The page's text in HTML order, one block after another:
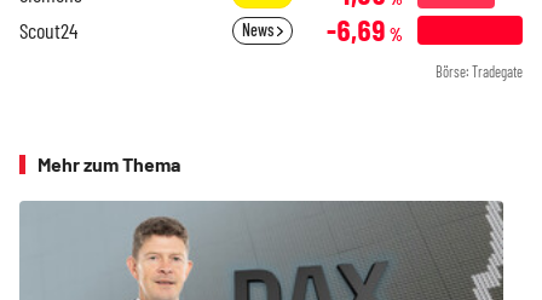
Scout24 News -6,69 %
Börse: Tradegate
Mehr zum Thema